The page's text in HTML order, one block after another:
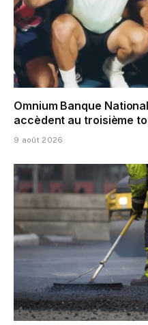
Omnium Banque
accèdent au troisième
9 août 2026